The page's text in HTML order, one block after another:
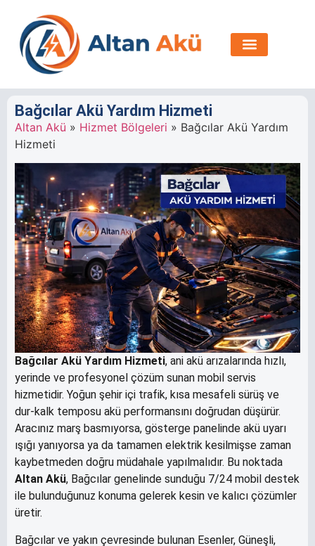
Bağcılar Akü Yardım Hizmeti
Altan Akü » Hizmet Bölgeleri » Bağcılar Akü Yardım
Hizmeti
Bağcılar Akü Yardım Hizmeti, ani akü arızalarında hızlı,
yerinde ve profesyonel çözüm sunan mobil servis
hizmetidir. Yoğun şehir içi trafik, kısa mesafeli sürüş ve
dur-kalk temposu akü performansını doğrudan düşürür.
Aracınız marş basmıyorsa, gösterge panelinde akü uyarı
ışığı yanıyorsa ya da tamamen elektrik kesilmişse zaman
kaybetmeden doğru müdahale yapılmalıdır. Bu noktada
Altan Akü, Bağcılar genelinde sunduğu 7/24 mobil destek
ile bulunduğunuz konuma gelerek kesin ve kalıcı çözümler
üretir.
Bağcılar ve yakın çevresinde bulunan Esenler, Güneşli,